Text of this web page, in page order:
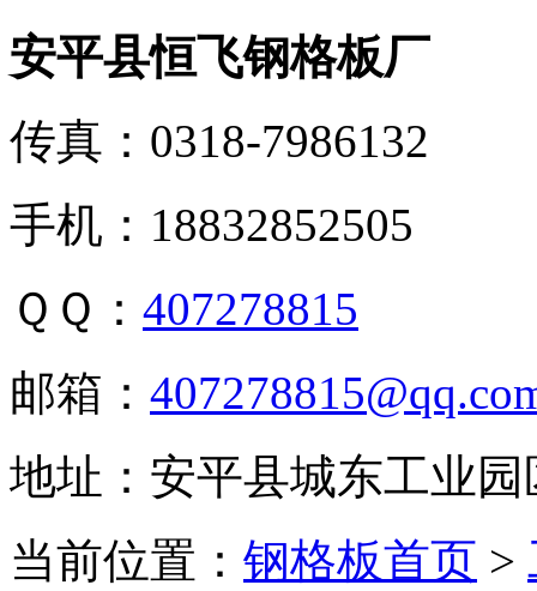
安平县恒飞钢格板厂
传真：0318-7986132
手机：18832852505
ＱＱ： 407278815
邮箱：
地址：安平县城东工业园
当前位置： 钢格板首页 >